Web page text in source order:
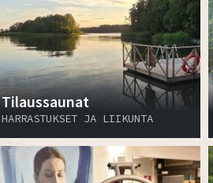
Tilaussaunat
HARRASTUKSET JA LIIKUNTA